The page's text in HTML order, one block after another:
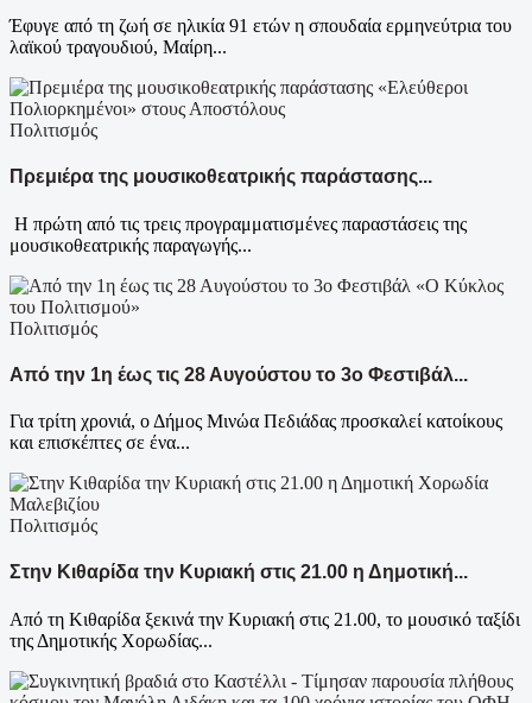
Έφυγε από τη ζωή σε ηλικία 91 ετών η σπουδαία ερμηνεύτρια του
λαϊκού τραγουδιού, Μαίρη...
Πολιτισμός
Πρεμιέρα της μουσικοθεατρικής παράστασης...
Η πρώτη από τις τρεις προγραμματισμένες παραστάσεις της
μουσικοθεατρικής παραγωγής...
Πολιτισμός
Από την 1η έως τις 28 Αυγούστου το 3ο Φεστιβάλ...
Για τρίτη χρονιά, ο Δήμος Μινώα Πεδιάδας προσκαλεί κατοίκους
και επισκέπτες σε ένα...
Πολιτισμός
Στην Κιθαρίδα την Κυριακή στις 21.00 η Δημοτική...
Από τη Κιθαρίδα ξεκινά την Κυριακή στις 21.00, το μουσικό ταξίδι
της Δημοτικής Χορωδίας...